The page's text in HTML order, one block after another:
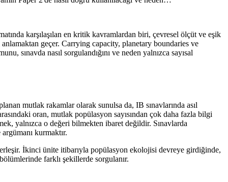
karşılaşılan en kritik kavramlardan biri, çevresel ölçüt ve eşik
geçer. Carrying capacity, planetary boundaries ve
sınavda nasıl sorgulandığını ve neden yalnızca sayısal
mutlak rakamlar olarak sunulsa da, IB sınavlarında asıl
oran, mutlak popülasyon sayısından çok daha fazla bilgi
yalnızca o değeri bilmekten ibaret değildir. Sınavlarda
kurmaktır.
İkinci ünite itibarıyla popülasyon ekolojisi devreye girdiğinde,
farklı şekillerde sorgulanır.